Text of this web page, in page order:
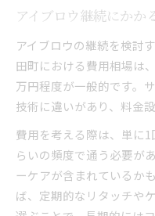
アイブロウ継続にかか
アイブロウの継続を検討
田町における費用相場は
万円程度が一般的です。
技術に違いがあり、料金
費用を考える際は、単に
らいの頻度で通う必要が
ーケアが含まれているか
ば、定期的なリタッチや